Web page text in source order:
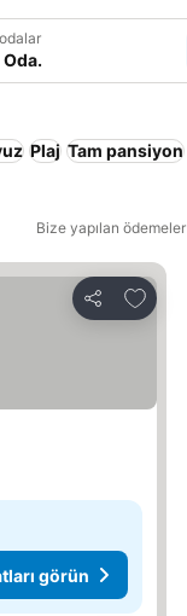
Plaj Tam pansiyon
Bize yapılan ödemeler
Paylaş
görün